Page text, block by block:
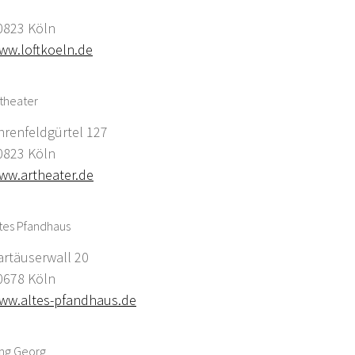
Köln
127
Köln
Pfandhaus
20
Köln
pfandhaus.de
Georg